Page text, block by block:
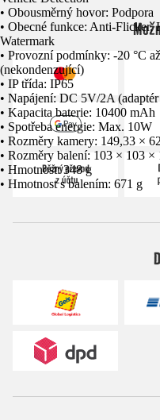
• Obousměrný hovor: Podpora
• Obecné funkce: Anti-Flicker,
Watermark
• Provozní podmínky: -20 °C
(nekondenzující)
• IP třída: IP65
• Napájení: DC 5V/2A
• Kapacita baterie: 10400 mAh
• Spotřeba energie: Max. 10W
• Rozměry kamery: 149,33 ×
• Rozměry balení: 103 × 103 ×
• Hmotnost: 348 g
• Hmotnost s balením: 671 g